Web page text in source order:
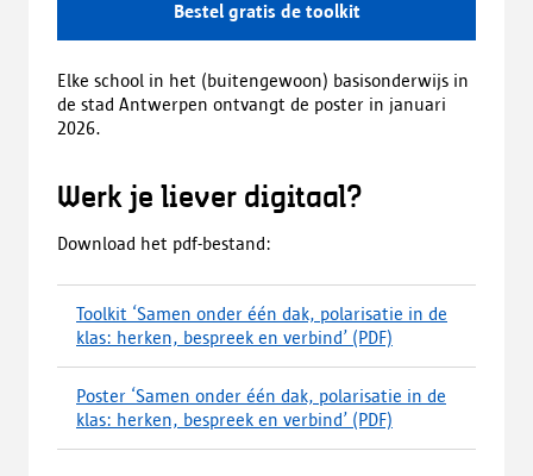
Bestel gratis de toolkit
Elke school in het (buitengewoon) basisonderwijs in
de stad Antwerpen ontvangt de poster in januari
2026.
Werk je liever digitaal?
Download het pdf-bestand:
Toolkit ‘Samen onder één dak, polarisatie in de
klas: herken, bespreek en verbind’ (PDF)
w
l
Poster ‘Samen onder één dak, polarisatie in de
klas: herken, bespreek en verbind’ (PDF)